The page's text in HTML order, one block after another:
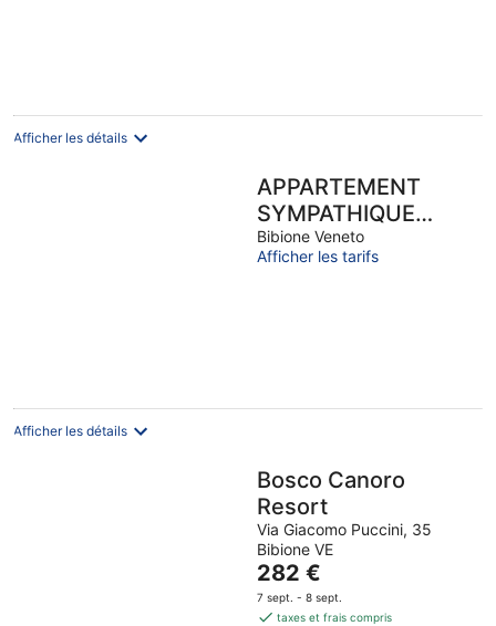
Afficher les détails
APPARTEMENT
SYMPATHIQUE
DANS UNE BELLE
RÉSIDENCE EN
Bibione Veneto
Afficher les tarifs
Afficher les détails
Bosco Canoro
Resort
Via Giacomo Puccini, 35
Bibione VE
Le
prix
est
282 €
7 sept. - 8 sept.
taxes et frais compris